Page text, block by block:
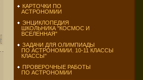
КАРТОЧКИ ПО
АСТРОНОМИИ
ЭНЦИКЛОПЕДИЯ
ШКОЛЬНИКА "КОСМОС И
ВСЕЛЕННАЯ"
ЗАДАЧИ ДЛЯ ОЛИМПИАДЫ
ПО АСТРОНОМИИ. 10-11 КЛАССЫ
КЛАССЫ"
ПРОВЕРОЧНЫЕ РАБОТЫ
ПО АСТРОНОМИИ